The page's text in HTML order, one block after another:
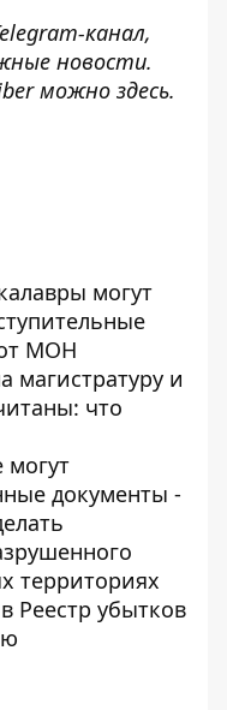
канал,
новости.
можно здесь.
могут
МОН
магистратуру и
что
документы -
территориях
Реестр убытков